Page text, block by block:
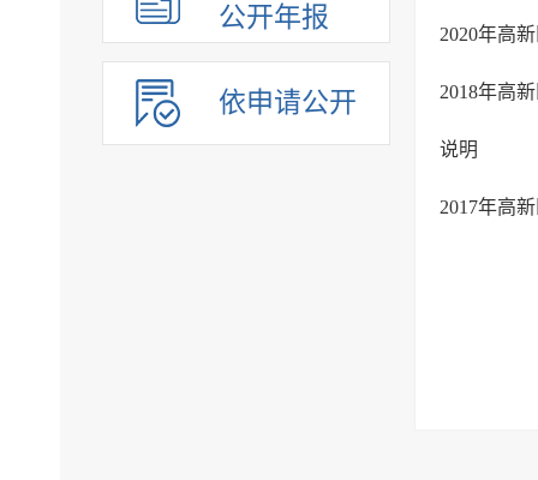
公开年报
依申请公开
2020年高
2018年高
说明
2017年高